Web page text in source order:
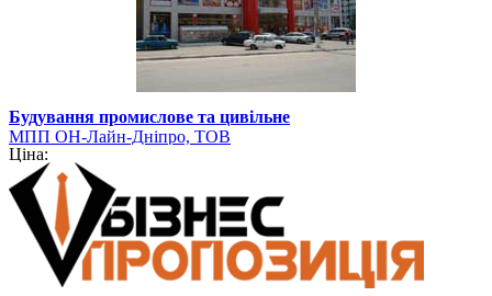
Будування промислове та цивільне
МПП ОН-Лайн-Дніпро, ТОВ
Ціна: